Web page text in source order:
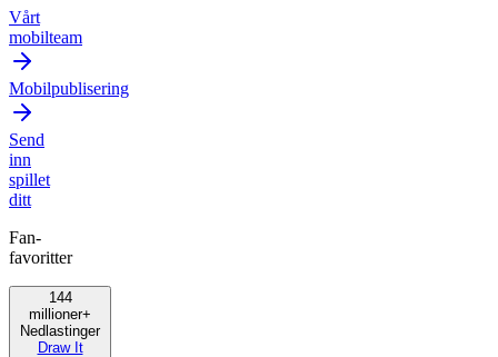
Vårt
mobilteam
Mobilpublisering
Send
inn
spillet
ditt
Fan-
favoritter
144
millioner+
Nedlastinger
Draw It